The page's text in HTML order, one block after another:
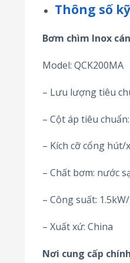
Thông số
Bơm chìm Inox
Model: QCK200MA
– Lưu lượng tiêu
– Cột áp tiêu
– Kích cỡ cổng hút/
– Chất bơm: nước
– Công suất:
– Xuất xứ: China
Nơi cung cấp